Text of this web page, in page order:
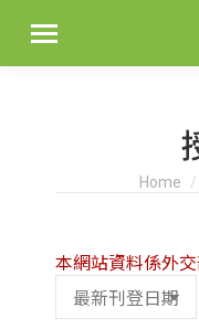
You
Home
本網站資料係外